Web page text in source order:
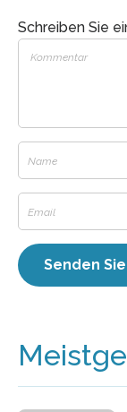
Schreiben Sie